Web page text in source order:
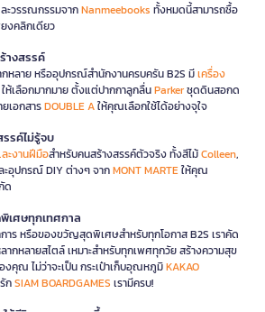
ะวรรณกรรมจากNanmeebooks ทั้งหมดนี้สามารถซื้อ
งคลิกเดียว
างสรรค์
หลาย หรืออุปกรณ์สำนักงานครบครัน B2S มีเครื่อง
ให้เลือกมากมาย ตั้งแต่ปากกาลูกลื่นParkerชุดดินสอกด
เอกสารDOUBLE Aให้คุณเลือกใช้ได้อย่างจุใจ
รค์ไม่รู้จบ
ะงานฝีมือสำหรับคนสร้างสรรค์ตัวจริง ทั้งสีไม้Colleen,
ะอุปกรณ์ DIY ต่างๆ จากMONT MARTEให้คุณ
ด
เศษทุกเทศกาล
ร หรือของขวัญสุดพิเศษสำหรับทุกโอกาส B2S เราคัด
ากหลายสไตล์ เหมาะสำหรับทุกเพศทุกวัย สร้างความสุข
คุณ ไม่ว่าจะเป็น กระเป๋าเก็บอุณหภูมิKAKAO
กSIAM BOARDGAMES เรามีครบ!